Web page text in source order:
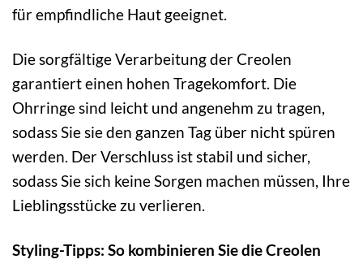
für empfindliche Haut geeignet.
Die sorgfältige Verarbeitung der Creolen
garantiert einen hohen Tragekomfort. Die
Ohrringe sind leicht und angenehm zu tragen,
sodass Sie sie den ganzen Tag über nicht spüren
werden. Der Verschluss ist stabil und sicher,
sodass Sie sich keine Sorgen machen müssen, Ihre
Lieblingsstücke zu verlieren.
Styling-Tipps: So kombinieren Sie die Creolen